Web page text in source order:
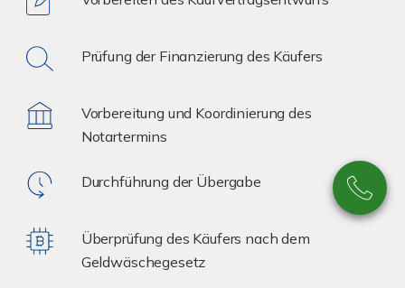
Prüfung der Finanzierung des Käufers
Vorbereitung und Koordinierung des
Notartermins
Durchführung der Übergabe
Überprüfung des Käufers nach dem
Geldwäschegesetz